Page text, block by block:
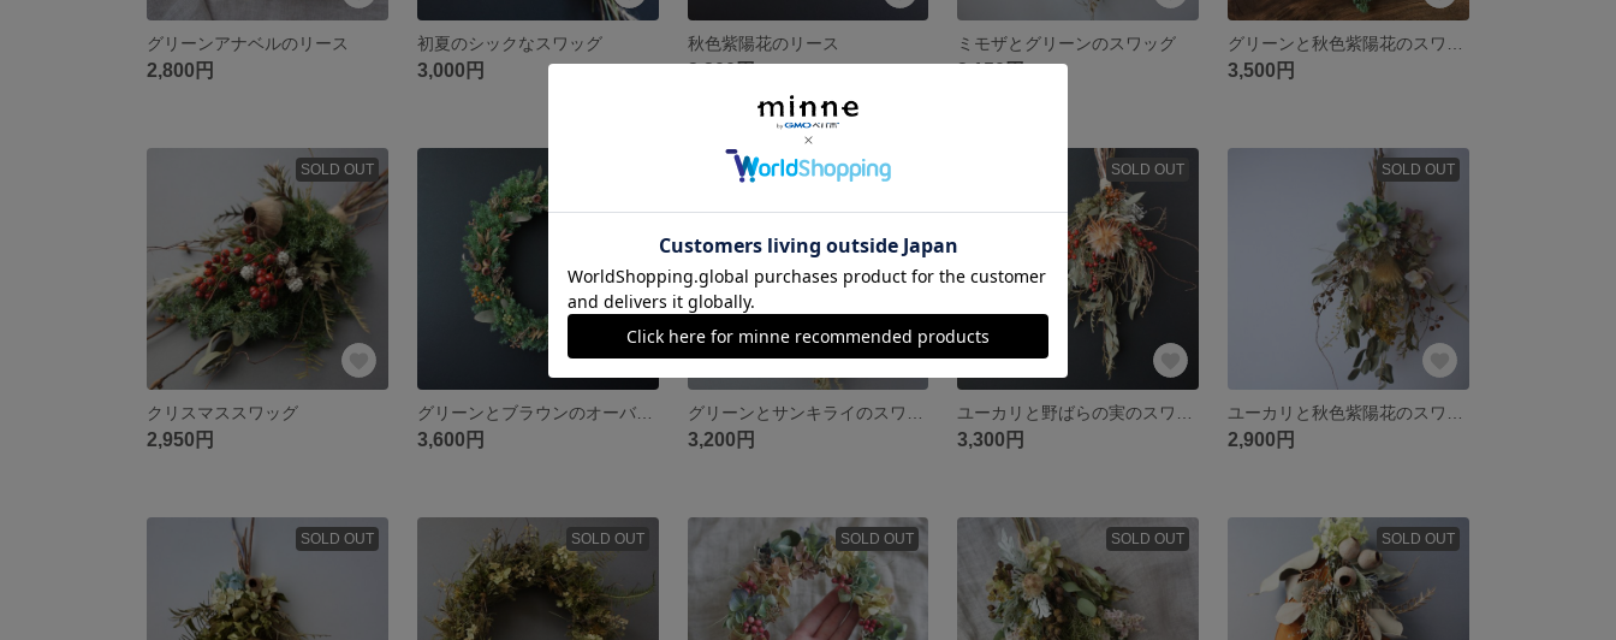
グリーンアナベルのリース
2,800円
初夏のシックなスワッグ
3,000円
秋色紫陽花のリース
3,200円
ミモザとグリーンのスワッグ
3,150円 3,500円
SOLD OUT
クリスマススワッグ
2,950円
グリーンとブラウンのオーバルリース
3,600円
SOLD OUT
3,200円
SOLD OUT
3,300円
SOLD OUT
2,900円
SOLD OUT SOLD OUT SOLD OUT SOLD OUT SOLD OUT